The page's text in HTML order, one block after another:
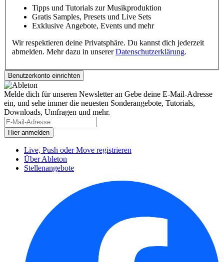
Tipps und Tutorials zur Musikproduktion
Gratis Samples, Presets und Live Sets
Exklusive Angebote, Events und mehr
Wir respektieren deine Privatsphäre. Du kannst dich jederzeit
abmelden. Mehr dazu in unsererDatenschutzerklärung.
Melde dich für unseren Newsletter an Gebe deine E-Mail-Adresse
ein, und sehe immer die neuesten Sonderangebote, Tutorials,
Downloads, Umfragen und mehr.
Live, Push oder Move registrieren
Über Ableton
Stellenangebote